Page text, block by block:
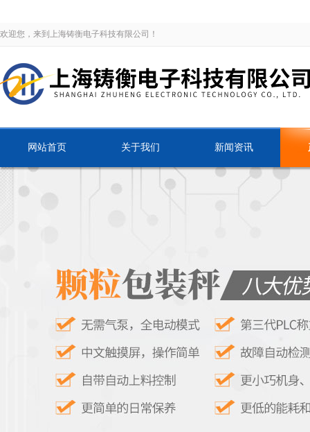
欢迎您，来到上海铸衡电子科技有限公司！
网站首页 关于我们 新闻资讯